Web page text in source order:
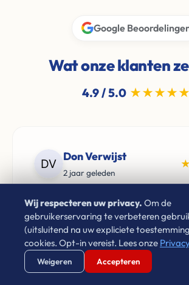
Google
Wat onze klanten
4.9 / 5.0 ★★★★★
Don Verwijst
2 jaar geleden
"Zeer goede ervaringen met Leon
Vastgoed. Als je een betrouwbaar
voor de aankoop van je woning
contact op. Aan te raden!"
Wij respecteren uw privacy. Om de
gebruikerservaring te verbeteren
(uitsluitend na uw expliciete
cookies. Opt-in vereist. Lees onze
Weigeren Accepteren
Verstuur WhatsApp